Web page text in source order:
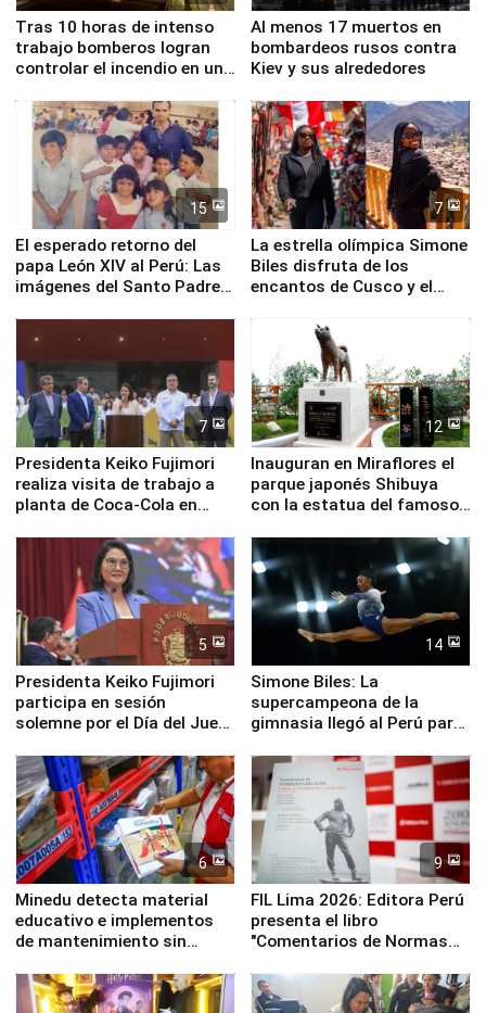
Tras 10 horas de intenso
trabajo bomberos logran
controlar el incendio en una
de Chile
Al menos 17 muertos en
bombardeos rusos contra
Kiev y sus alrededores
15
El esperado retorno del
papa León XIV al Perú: Las
imágenes del Santo Padre
7
La estrella olímpica Simone
Biles disfruta de los
encantos de Cusco y el
7
Presidenta Keiko Fujimori
realiza visita de trabajo a
planta de Coca-Cola en
12
Inauguran en Miraflores el
parque japonés Shibuya
con la estatua del famoso
5
Presidenta Keiko Fujimori
participa en sesión
solemne por el Día del Juez
14
Simone Biles: La
supercampeona de la
gimnasia llegó al Perú para
Panamericanos Lima 2027
6
Minedu detecta material
educativo e implementos
de mantenimiento sin
la UGEL 2
9
FIL Lima 2026: Editora Perú
presenta el libro
"Comentarios de Normas
Derecho Colectivo"